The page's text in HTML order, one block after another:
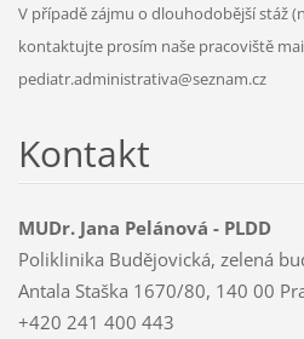
V případě zájmu o dlouhodobější stáž
kontaktujte prosím naše pracoviště
pediatr.administrativa@seznam.cz
Kontakt
MUDr. Jana Pelánová - PLDD
Poliklinika Budějovická, zelená
Antala Staška 1670/80, 140 00
+420 241 400 443